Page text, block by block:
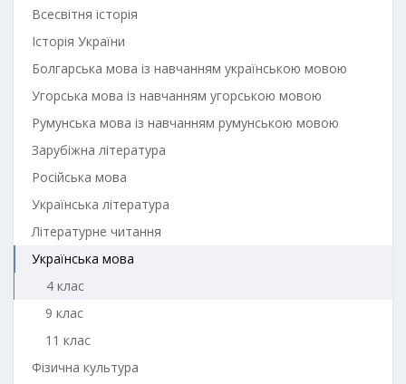
Всесвітня історія
Історія України
Болгарська мова із навчанням українською мовою
Угорська мова із навчанням угорською мовою
Румунська мова із навчанням румунською мовою
Зарубіжна література
Російська мова
Українська література
Літературне читання
Українська мова
4 клас
9 клас
11 клас
Фізична культура